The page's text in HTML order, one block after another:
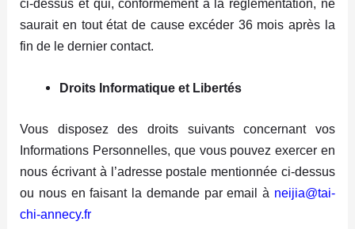
ci-dessus et qui, conformément à la réglementation, ne
saurait en tout état de cause excéder 36 mois après la
fin de le dernier contact.
Droits Informatique et Libertés
Vous disposez des droits suivants concernant vos
Informations Personnelles, que vous pouvez exercer en
nous écrivant à l’adresse postale mentionnée ci-dessus
ou nous en faisant la demande par email à neijia@tai-
chi-annecy.fr